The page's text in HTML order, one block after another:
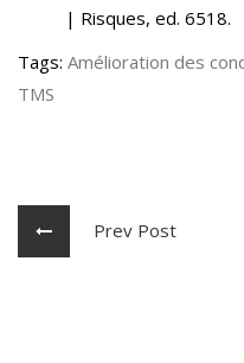
| Risques, ed. 6518.
Tags: Amélioration des
TMS
Prev Post